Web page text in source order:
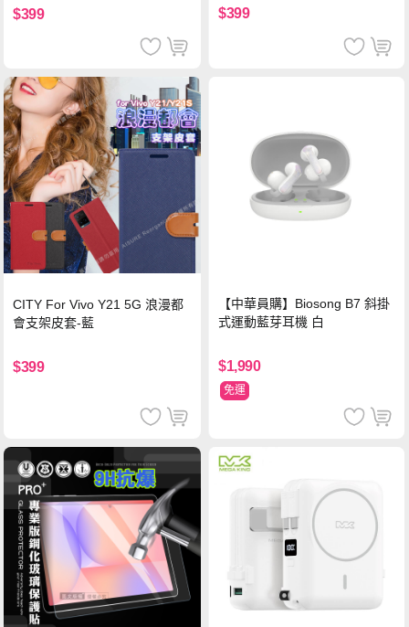
$399 $399
CITY For Vivo Y21 5G 浪漫都
會支架皮套-藍
$399
【中華員購】Biosong B7 斜掛
式運動藍芽耳機 白
$1,990
免運